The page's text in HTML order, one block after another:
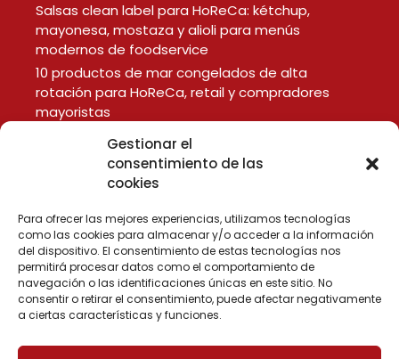
Gestionar el
consentimiento de las
cookies
Para ofrecer las mejores experiencias, utilizamos tecnologías
como las cookies para almacenar y/o acceder a la información
del dispositivo. El consentimiento de estas tecnologías nos
permitirá procesar datos como el comportamiento de
navegación o las identificaciones únicas en este sitio. No
consentir o retirar el consentimiento, puede afectar negativamente
a ciertas características y funciones.
Salsas clean label para HoReCa: kétchup,
mayonesa, mostaza y alioli para menús
modernos de foodservice
10 productos de mar congelados de alta
rotación para HoReCa, retail y compradores
mayoristas
Aviso Legal
Política de Privacidad
Política de Cookies